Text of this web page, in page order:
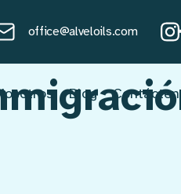
office@alveloils.com
Blog